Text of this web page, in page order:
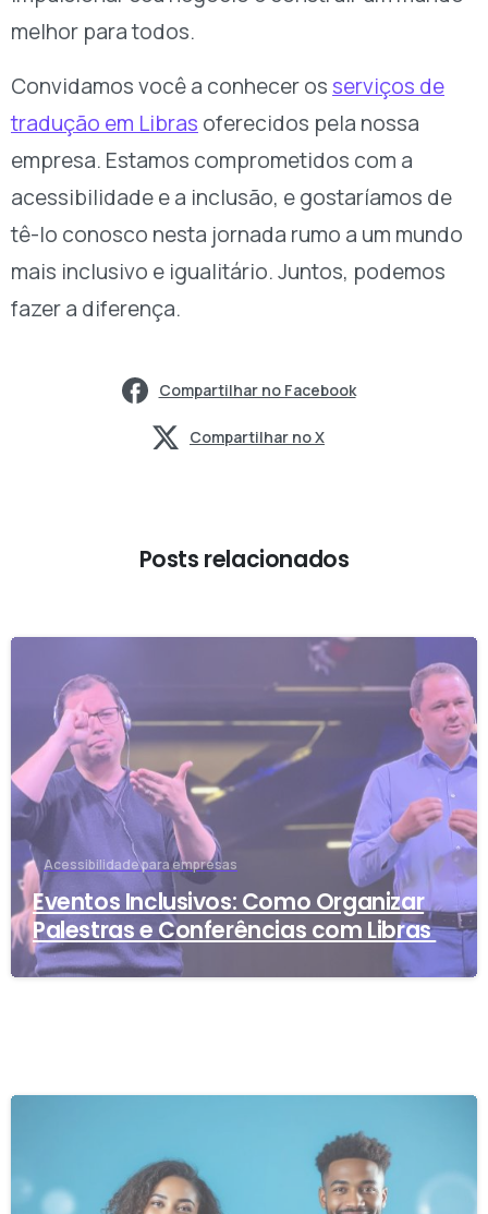
melhor para todos.
Convidamos você a conhecer os serviços de
tradução em Libras oferecidos pela nossa
empresa. Estamos comprometidos com a
acessibilidade e a inclusão, e gostaríamos de
tê-lo conosco nesta jornada rumo a um mundo
mais inclusivo e igualitário. Juntos, podemos
fazer a diferença.
Compartilhar no Facebook
Compartilhar no X
Posts relacionados
-
Acessibilidade para empresas
Eventos Inclusivos: Como Organizar
Palestras e Conferências com Libras